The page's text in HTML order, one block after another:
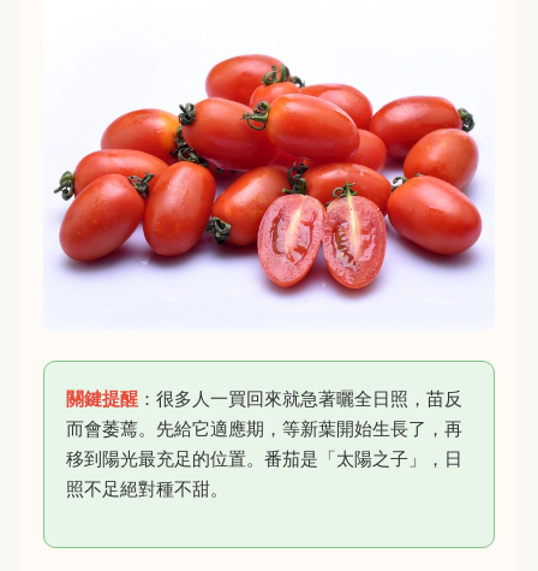
關鍵提醒 ：很多人一買回來就急著曬全日照，苗反
而會萎蔫。先給它適應期，等新葉開始生長了，再
移到陽光最充足的位置。番茄是「太陽之子」，日
照不足絕對種不甜。